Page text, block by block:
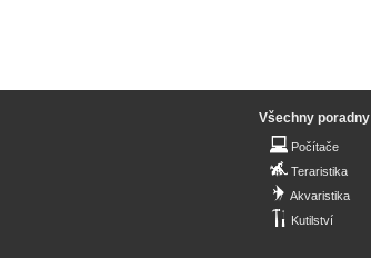
Všechny poradny
Počítače
Teraristika
Akvaristika
Kutilství